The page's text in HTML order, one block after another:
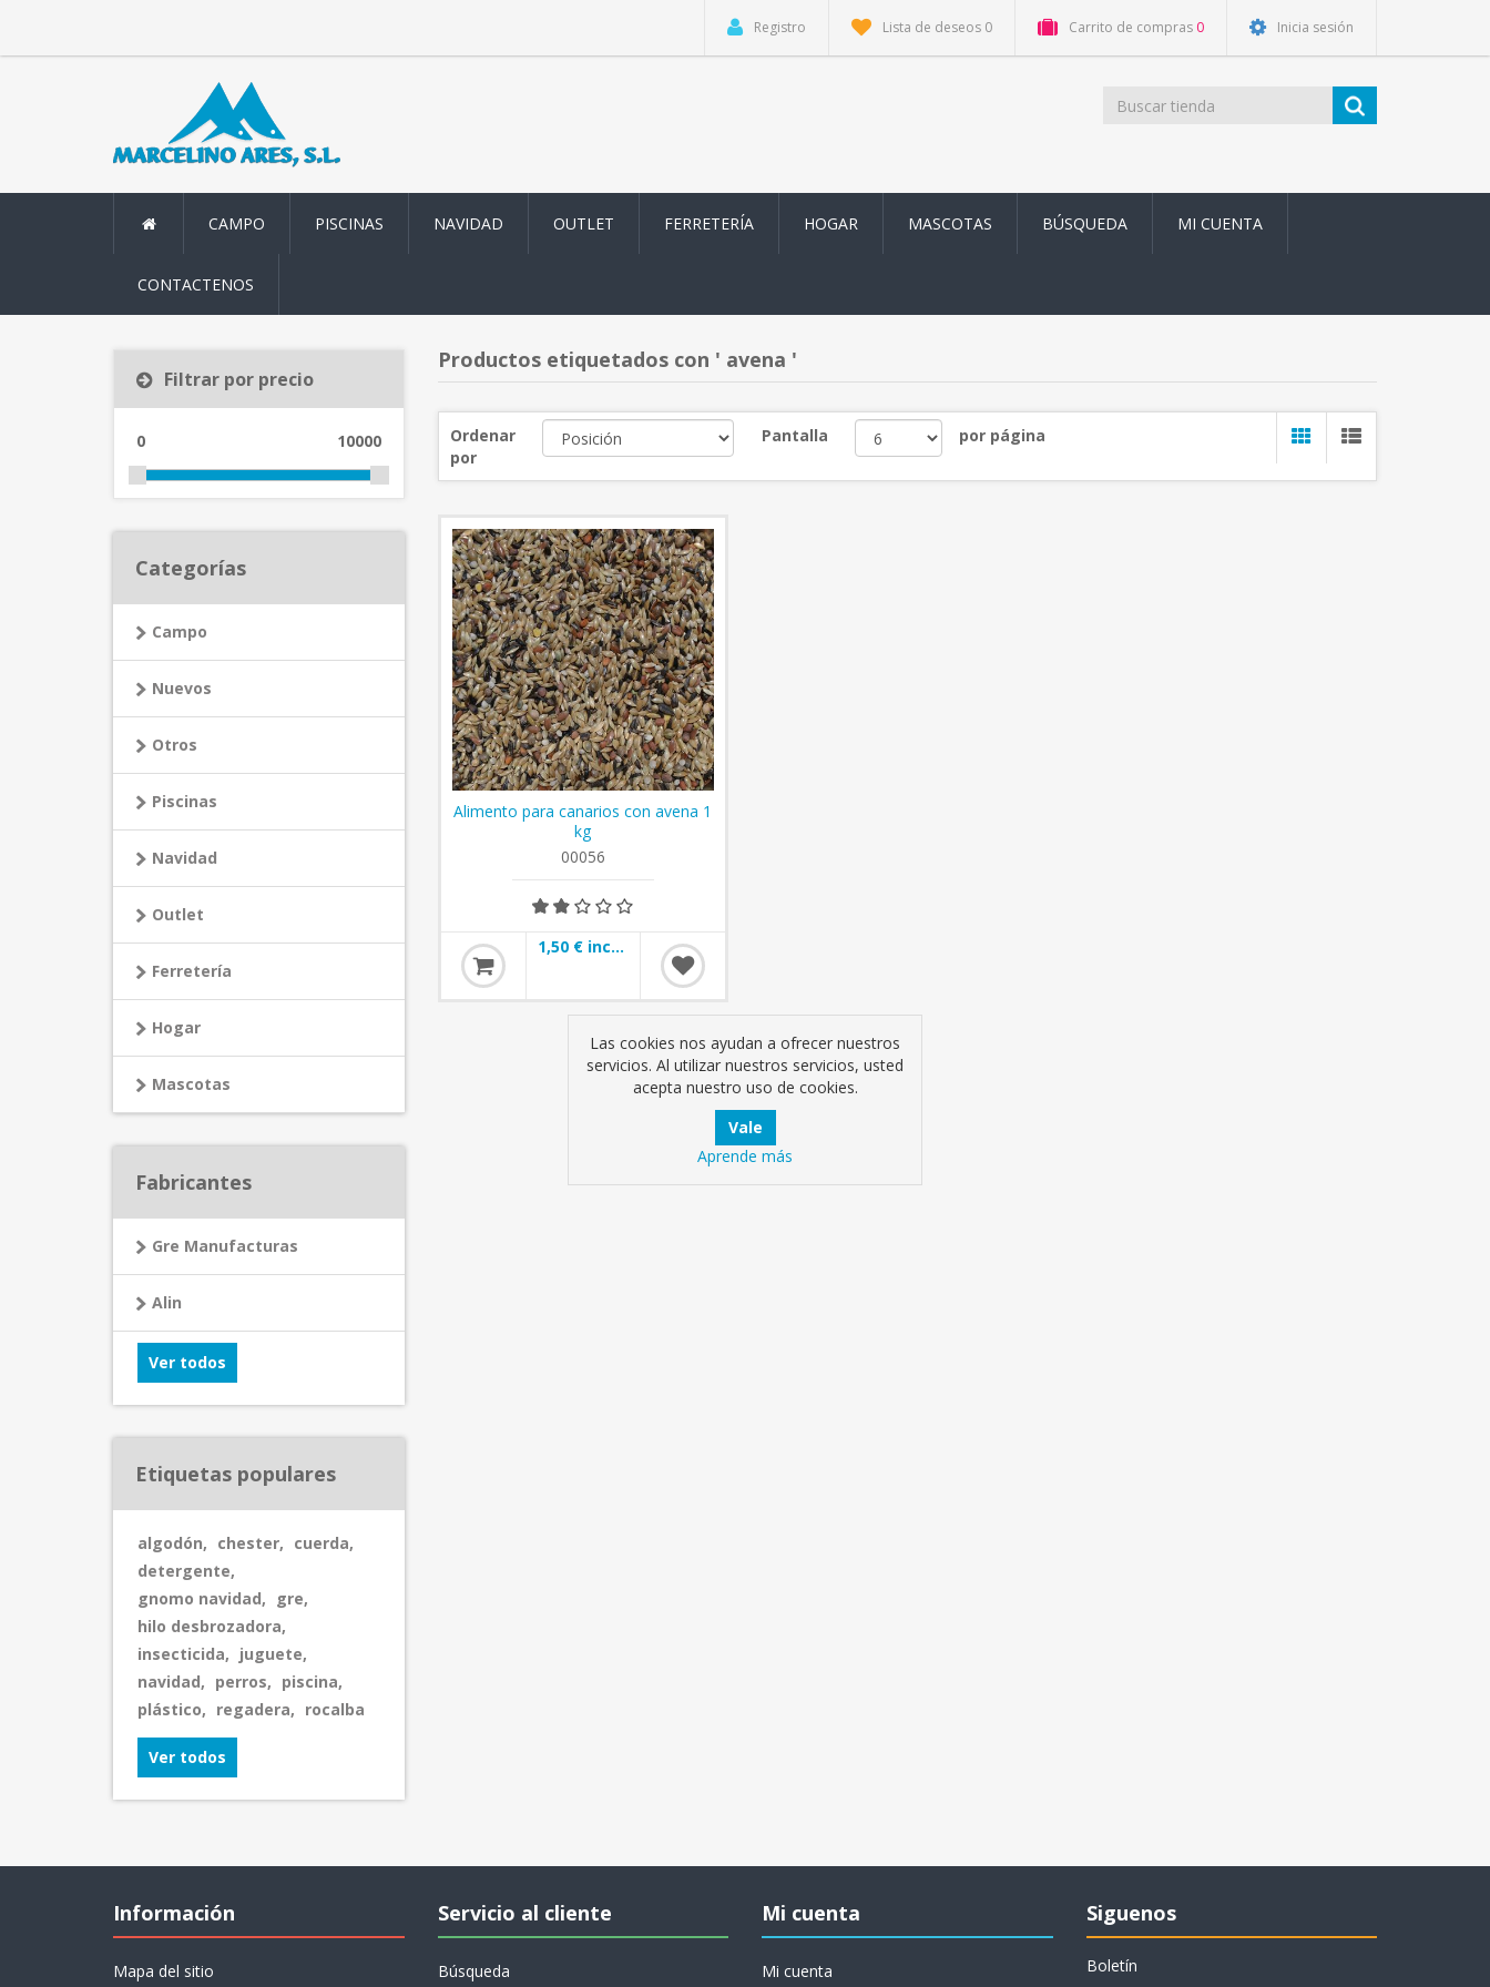
Registro Lista de deseos 0 Carrito de compras 0 Inicia sesión
CAMPO PISCINAS NAVIDAD OUTLET FERRETERÍA HOGAR MASCOTAS BÚSQUEDA MI CUENTA
CONTACTENOS
Productos etiquetados con ' avena '
Ordenar
por
Pantalla por página
Alimento para canarios con avena 1
kg
00056
1,50 € incl impuestos
Filtrar por precio
0 10000
Categorías
Campo
Nuevos
Otros
Piscinas
Navidad
Outlet
Ferretería
Hogar
Mascotas
Fabricantes
Gre Manufacturas
Alin
Ver todos
Etiquetas populares
algodón, chester, cuerda,
detergente,
gnomo navidad, gre,
hilo desbrozadora,
insecticida, juguete,
navidad, perros, piscina,
plástico, regadera, rocalba
Ver todos
Información
Mapa del sitio
Servicio al cliente
Búsqueda
Mi cuenta
Mi cuenta
Siguenos
Boletín
Las cookies nos ayudan a ofrecer nuestros
servicios. Al utilizar nuestros servicios, usted
acepta nuestro uso de cookies.
Aprende más